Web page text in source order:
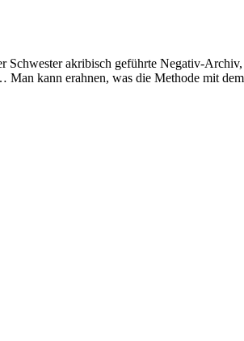
akribisch geführte Negativ-
kann erahnen, was die Methode mit